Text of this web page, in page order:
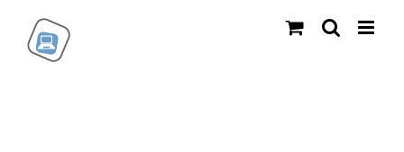
Inhalt
springen